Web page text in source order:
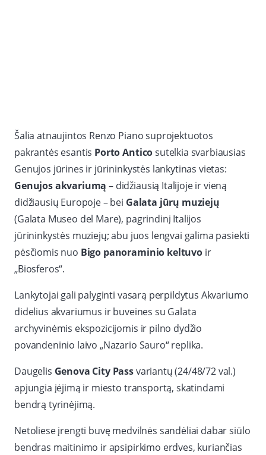
Šalia atnaujintos Renzo Piano suprojektuotos
pakrantės esantis Porto Anticosutelkia svarbiausias
Genujos jūrines ir jūrininkystės lankytinas vietas:
Genujos akvariumą – didžiausią Italijoje ir vieną
didžiausių Europoje – bei Galata jūrų muziejų
(Galata Museo del Mare), pagrindinį Italijos
jūrininkystės muziejų; abu juos lengvai galima pasiekti
pėsčiomis nuo Bigo panoraminio keltuvoir
„Biosferos“.
Lankytojai gali palyginti vasarą perpildytus Akvariumo
didelius akvariumus ir buveines su Galata
archyvinėmis ekspozicijomis ir pilno dydžio
povandeninio laivo „Nazario Sauro“ replika.
Daugelis Genova City Passvariantų (24/48/72 val.)
apjungia įėjimą ir miesto transportą, skatindami
bendrą tyrinėjimą.
Netoliese įrengti buvę medvilnės sandėliai dabar siūlo
bendras maitinimo ir apsipirkimo erdves, kuriančias